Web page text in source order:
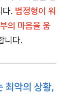
다. 법정형이 워
의 마음을 움
니다.
최악의 상황,